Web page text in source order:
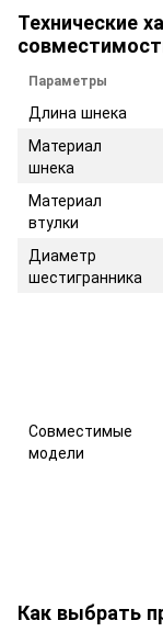
Технические
Параметры
Длина шнека
Материал
шнека
Материал
втулки
Диаметр
шестигранника
Совместимые
модели
Как выбрать